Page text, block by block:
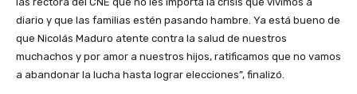
diario y que las familias estén pasando hambre. Ya está bueno de
que Nicolás Maduro atente contra la salud de nuestros
muchachos y por amor a nuestros hijos, ratificamos que no vamos
a abandonar la lucha hasta lograr elecciones”, finalizó.